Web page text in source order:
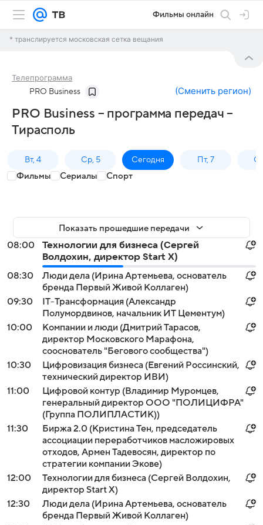
Фильмы онлайн
* транслируется московская сетка вещания
Телепрограмма
PRO Business (Сменить регион)
PRO Business – программа передач –
Тирасполь
Вт, 4 Ср, 5 Сегодня Пт, 7
Фильмы Сериалы Спорт
Показать прошедшие передачи
08:00
Технологии для бизнеса (Сергей
Волдохин, директор Start X)
08:30
Люди дела (Ирина Артемьева, основатель
бренда Первый Живой Коллаген)
09:30
IT-Трансформация (Александр
Полумордвинов, начальник ИТ Цементум)
10:00
Компании и люди (Дмитрий Тарасов,
директор Московского Марафона,
сооснователь "Бегового сообщества")
10:30
Цифровизация бизнеса (Евгений Россинский,
технический директор ИВИ)
11:00
Цифровой контур (Владимир Муромцев,
генеральный директор ООО "ПОЛИЦИФРА"
(Группа ПОЛИПЛАСТИК))
11:30
Биржа 2.0 (Кристина Тен, председатель
ассоциации переработчиков масложировых
отходов, Армен Тадевосян, директор по
стратегии компании Экове)
12:00
Технологии для бизнеса (Сергей Волдохин,
директор Start X)
12:30
Люди дела (Ирина Артемьева, основатель
бренда Первый Живой Коллаген)